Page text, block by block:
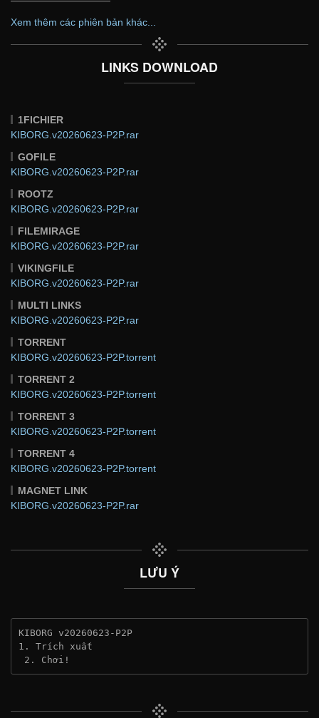
Xem thêm các phiên bản khác...
LINKS DOWNLOAD
1FICHIER
KIBORG.v20260623-P2P.rar
GOFILE
KIBORG.v20260623-P2P.rar
ROOTZ
KIBORG.v20260623-P2P.rar
FILEMIRAGE
KIBORG.v20260623-P2P.rar
VIKINGFILE
KIBORG.v20260623-P2P.rar
MULTI LINKS
KIBORG.v20260623-P2P.rar
TORRENT
KIBORG.v20260623-P2P.torrent
TORRENT 2
KIBORG.v20260623-P2P.torrent
TORRENT 3
KIBORG.v20260623-P2P.torrent
TORRENT 4
KIBORG.v20260623-P2P.torrent
MAGNET LINK
KIBORG.v20260623-P2P.rar
LƯU Ý
KIBORG v20260623-P2P
1. Trích xuất
2. Chơi!